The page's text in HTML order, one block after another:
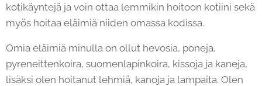
kotikäyntejä ja voin ottaa lemmikin hoitoon kotiini sekä
myös hoitaa eläimiä niiden omassa kodissa.
Omia eläimiä minulla on ollut hevosia, poneja,
pyreneittenkoira, suomenlapinkoira, kissoja ja kaneja,
lisäksi olen hoitanut lehmiä, kanoja ja lampaita. Olen